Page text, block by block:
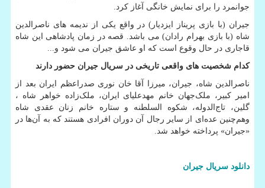
جوانمرد را برای نمایش خانگی آغاز کرد.
جیران (با بازی پریناز ایزدیار) در واقع یکی از ندیمه های ناصرالدین
شاه (با بازی بهرام رادان) می باشد. قصه در زمان پادشاهی این شاه
قاجاری در حال وقوع است که او عاشق جیران می شود و...
کدام شخصیت های واقعی تاریخی در سریال جیران حضور دارند
ناصرالدین شاه، جیران، میرزا آقا خان نوری صدراعظم ایران بعد از
امیر کبیر، ملک‌جهان خانم مهدعلیای ایران، ملک‌زاده خواهر شاه ،
گلین، تاج‌الدوله، شکوه السلطنه و ستاره خانم زنان عقدی شاه
وهم‌چنین عده‌ای از سایر رجال آن دوران افرادی هستند که به آن‌ها در
«جیران» پرداخته خواهد شد.
دانلود سریال جیران